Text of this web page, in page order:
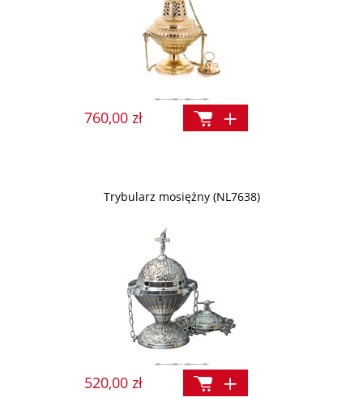
760,00 zł
Trybularz mosiężny (NL7638)
520,00 zł